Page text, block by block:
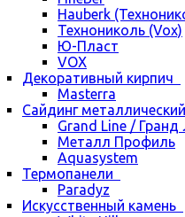
Hauberk
Технониколь (Vox)
Ю-Пласт
VOX
Декоративный кирпич
Masterra
Сайдинг
Grand Line / Гранд
Металл Профиль
Aquasystem
Термопанели
Paradyz
Искусственный камень